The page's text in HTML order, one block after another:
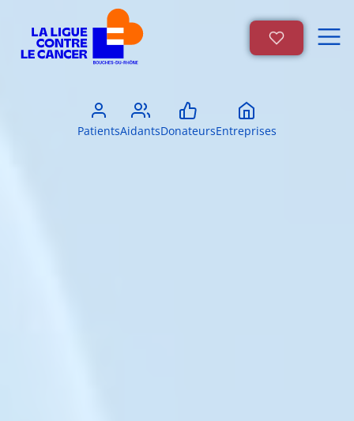
PatientsAidantsDonateursEntreprises